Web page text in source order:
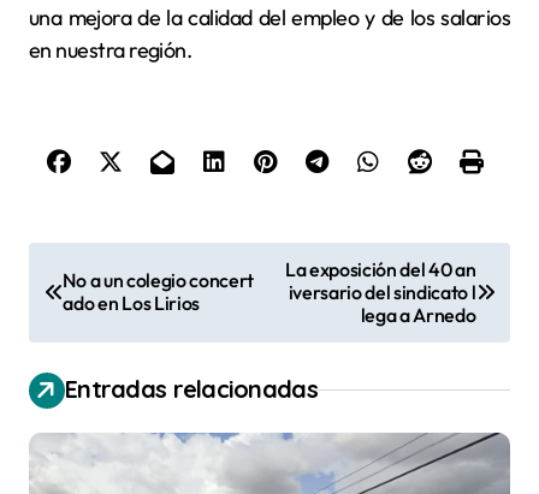
una mejora de la calidad del empleo y de los salarios
en nuestra región.
a
v
e
g
a
No a un colegio concert
ado en Los Lirios
La exposición del 40 an
iversario del sindicato l
lega a Arnedo
Entradas relacionadas